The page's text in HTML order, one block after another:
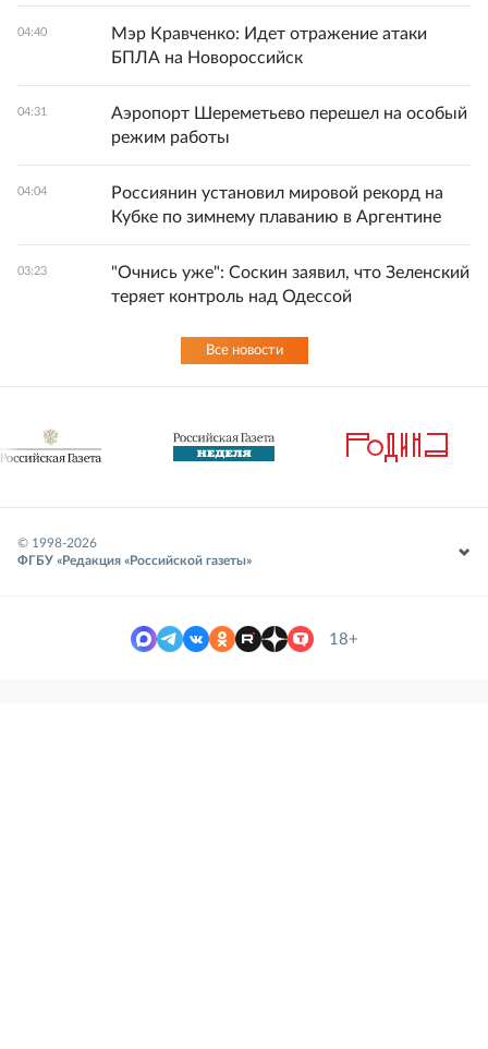
04:40
Мэр Кравченко: Идет отражение атаки
БПЛА на Новороссийск
04:31
Аэропорт Шереметьево перешел на особый
режим работы
04:04
Россиянин установил мировой рекорд на
Кубке по зимнему плаванию в Аргентине
03:23
"Очнись уже": Соскин заявил, что Зеленский
теряет контроль над Одессой
Все новости
© 1998-2026
ФГБУ «Редакция «Российской газеты»
18+